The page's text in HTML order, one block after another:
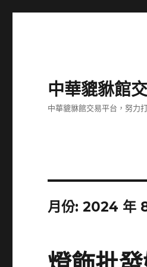
中華貔貅館
中華貔貅館交易平台，努力
月份:2024 年